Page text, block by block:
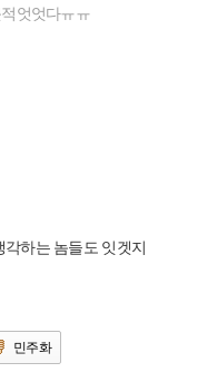
엇엇다ㅠㅠ
하는 놈들도 잇겟지
민주화